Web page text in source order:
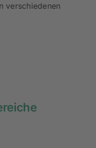
verschiedenen